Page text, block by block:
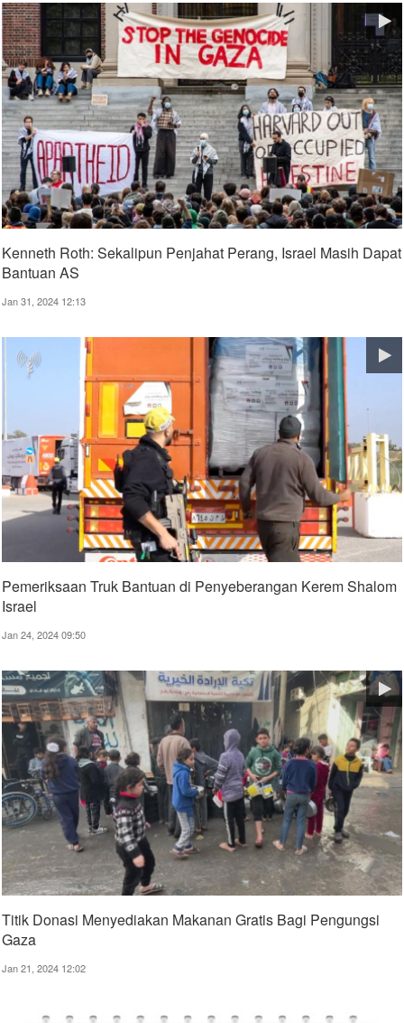
Kenneth Roth: Sekalipun Penjahat Perang, Israel Masih Dapat
Bantuan AS
Jan 31, 2024 12:13
Pemeriksaan Truk Bantuan di Penyeberangan Kerem Shalom
Israel
Jan 24, 2024 09:50
Titik Donasi Menyediakan Makanan Gratis Bagi Pengungsi
Gaza
Jan 21, 2024 12:02